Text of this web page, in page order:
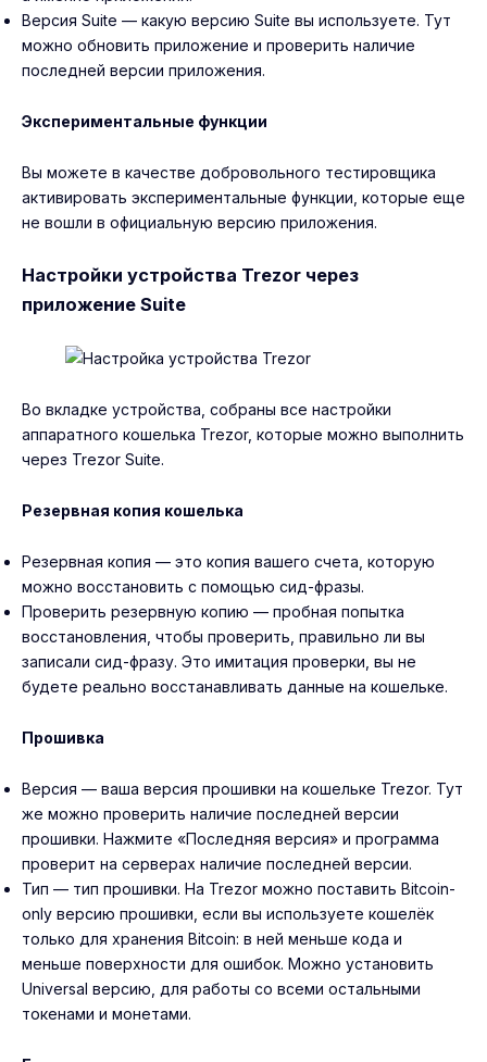
Версия Suite — какую версию Suite вы используете. Тут
можно обновить приложение и проверить наличие
последней версии приложения.
Экспериментальные функции
Вы можете в качестве добровольного тестировщика
активировать экспериментальные функции, которые еще
не вошли в официальную версию приложения.
Настройки устройства Trezor через
приложение Suite
Во вкладке устройства, собраны все настройки
аппаратного кошелька Trezor, которые можно выполнить
через Trezor Suite.
Резервная копия кошелька
Резервная копия — это копия вашего счета, которую
можно восстановить с помощью сид-фразы.
Проверить резервную копию — пробная попытка
восстановления, чтобы проверить, правильно ли вы
записали сид-фразу. Это имитация проверки, вы не
будете реально восстанавливать данные на кошельке.
Прошивка
Версия — ваша версия прошивки на кошельке Trezor. Тут
же можно проверить наличие последней версии
прошивки. Нажмите «Последняя версия» и программа
проверит на серверах наличие последней версии.
Тип — тип прошивки. На Trezor можно поставить Bitcoin-
only версию прошивки, если вы используете кошелёк
только для хранения Bitcoin: в ней меньше кода и
меньше поверхности для ошибок. Можно установить
Universal версию, для работы со всеми остальными
токенами и монетами.